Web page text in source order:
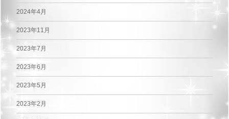
2024年4月
2023年11月
2023年7月
2023年6月
2023年5月
2023年2月